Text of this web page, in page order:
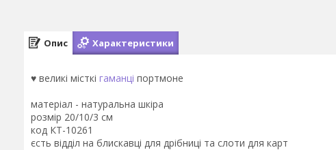
Опис Характеристики
♥ великі місткі гаманці портмоне
матеріал - натуральна шкіра
розмір 20/10/3 см
код КТ-10261
єсть відділ на блискавці для дрібниці та слоти для карт